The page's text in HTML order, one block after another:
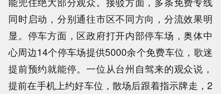
同时启动，分别通往市区不同方向，分流效果明
显。停车方面，区政府打开内部停车场，奥体中
心周边14个停车场提供5000余个免费车位，歌迷
提前预约就能停。一位从台州自驾来的观众说，
提前在手机上约好车位，散场后跟着指示牌走，2